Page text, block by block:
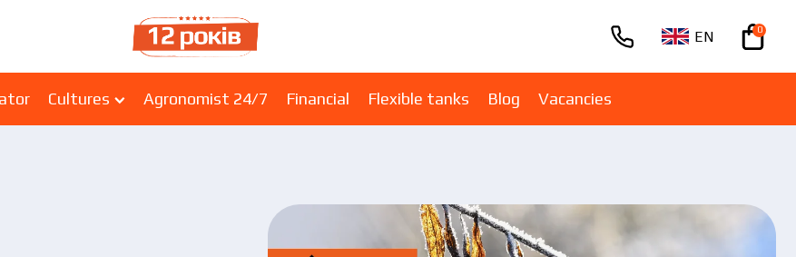
+380670001005
EN 0
Cultures Agronomist 24/7 Financial Flexible tanks Blog Vacancies